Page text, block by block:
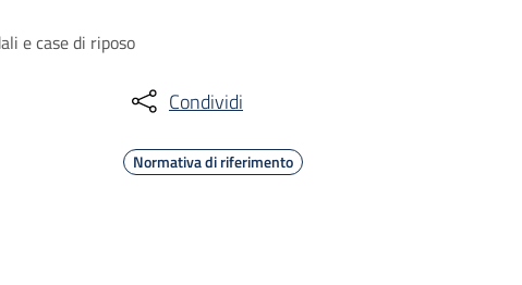
e case di riposo
Condividi
Normativa di riferimento